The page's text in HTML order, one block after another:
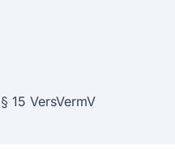
15 VersVermV